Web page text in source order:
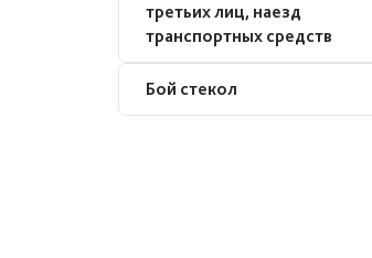
Как заявить о происшествии
Документы
третьих лиц, наезд
транспортных средств
Что делать при происшествии
Как заявить о происшествии
Бой стекол